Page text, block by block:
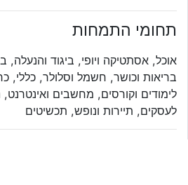
תחומי התמחות
אוכל, אסתטיקה ויופי, ביגוד והנעלה,
בריאות וכושר, חשמל וסלולר, כללי,
לימודים וקורסים, מחשבים
לעסקים, תיירות ונופש, תכשיטים